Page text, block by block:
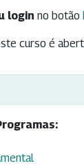
login no botão
curso é